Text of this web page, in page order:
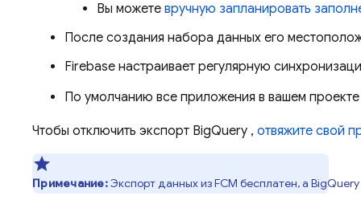
Вы можете вручную запланировать
После создания набора данных его
Firebase настраивает регулярную
По умолчанию все приложения в вашем
Чтобы отключить экспорт BigQuery , отвяжите свой
Примечание:Экспорт данных изFCM бесплатен, а BigQuery